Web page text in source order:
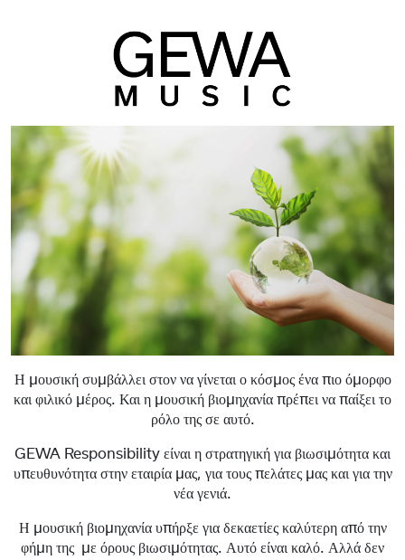
Η μουσική συμβάλλει στον να γίνεται ο κόσμος ένα πιο όμορφο
και φιλικό μέρος. Και η μουσική βιομηχανία πρέπει να παίξει το
ρόλο της σε αυτό.
GEWA Responsibility είναι η στρατηγική για βιωσιμότητα και
υπευθυνότητα στην εταιρία μας, για τους πελάτες μας και για την
νέα γενιά.
Η μουσική βιομηχανία υπήρξε για δεκαετίες καλύτερη από την
φήμη της με όρους βιωσιμότητας. Αυτό είναι καλό. Αλλά δεν